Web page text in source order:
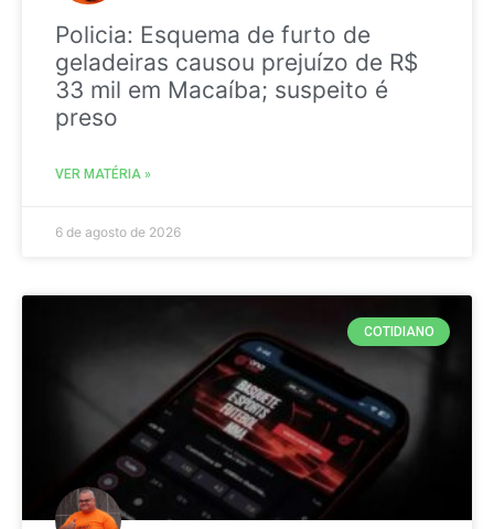
Policia: Esquema de furto de
geladeiras causou prejuízo de R$
33 mil em Macaíba; suspeito é
preso
VER MATÉRIA »
6 de agosto de 2026
COTIDIANO